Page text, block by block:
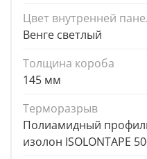
Цвет внутренней
Венге светлый
Толщина короба
145 мм
Терморазрыв
Полиамидный
изолон ISOLONTAPE